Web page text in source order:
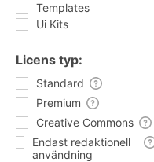
Templates
Ui Kits
Licens typ:
Standard
Premium
Creative Commons
Endast redaktionell
användning